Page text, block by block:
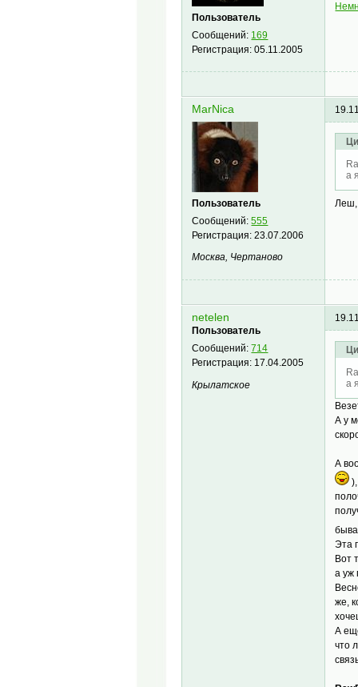
Пользователь
Сообщений: 169
Регистрация:05.11.2005
MarNica
Пользователь
Сообщений:555
Регистрация:23.07.2006
Москва, Чертаново
а
Леш,
netelen
Пользователь
Сообщений:714
Регистрация: 17.04.2005
Крылатское
а
А у
А
Эта
Вот
а уж
же,
А
что